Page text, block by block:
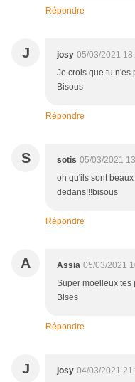
Répondre
J josy 05/03/2021
Je crois que tu n'es
Bisous
Répondre
S sotis 05/03/2021
oh qu'ils sont
dedans!!!bisous
Répondre
A Assia 05/03/2021
Super moelleux tes
Bises
Répondre
J josy 04/03/2021